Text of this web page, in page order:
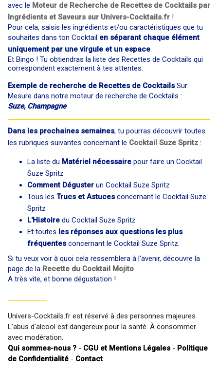
avec le Moteur de Recherche de Recettes de Cocktails par
Ingrédients et Saveurs sur Univers-Cocktails.fr !
Pour cela, saisis les ingrédients et/ou caractéristiques que tu
souhaites dans ton Cocktail en séparant chaque élément
uniquement par une virgule et un espace.
Et Bingo ! Tu obtiendras la liste des Recettes de Cocktails qui
correspondent exactement à tes attentes.
Exemple de recherche de Recettes de Cocktails Sur
Mesure dans notre moteur de recherche de Cocktails :
Suze, Champagne
Dans les prochaines semaines, tu pourras découvrir toutes
les rubriques suivantes concernant le Cocktail Suze Spritz :
La liste du Matériel nécessaire pour faire un Cocktail
Suze Spritz
Comment Déguster un Cocktail Suze Spritz
Tous les Trucs et Astuces concernant le Cocktail Suze
Spritz
L'Histoire du Cocktail Suze Spritz
Et toutes les réponses aux questions les plus
fréquentes concernant le Cocktail Suze Spritz.
Si tu veux voir à quoi cela ressemblera à l'avenir, découvre la
page de la Recette du Cocktail Mojito.
A très vite, et bonne dégustation !
Univers-Cocktails.fr est réservé à des personnes majeures
L'abus d'alcool est dangereux pour la santé. À consommer
avec modération.
Qui sommes-nous ? - CGU et Mentions Légales - Politique
de Confidentialité - Contact